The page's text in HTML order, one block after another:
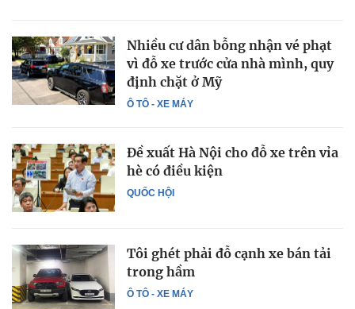
Ô TÔ - XE MÁY
Nhiều cư dân bỗng nhận vé phạt
vì đỗ xe trước cửa nhà mình, quy
định chặt ở Mỹ
QUỐC HỘI
Đề xuất Hà Nội cho đỗ xe trên vỉa
hè có điều kiện
Ô TÔ - XE MÁY
Tôi ghét phải đỗ cạnh xe bán tải
trong hầm